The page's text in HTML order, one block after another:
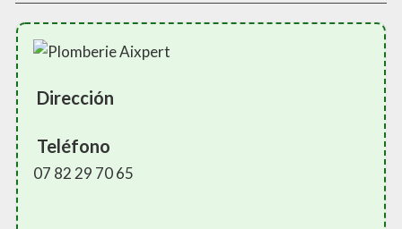
Dirección
Teléfono
07 82 29 70 65